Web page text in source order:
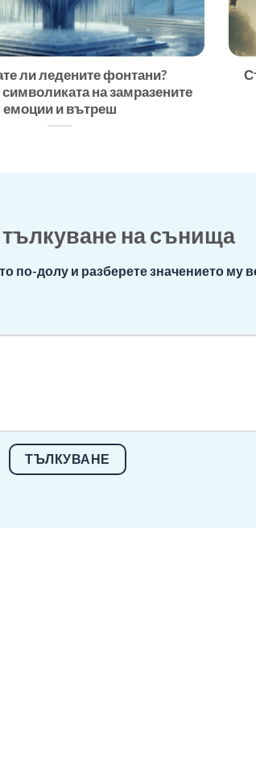
ли ледените фонтани?
символиката на замразените
емоции и вътреш
на сънища
по-долу и разберете значението му
ТЪЛКУВАНЕ